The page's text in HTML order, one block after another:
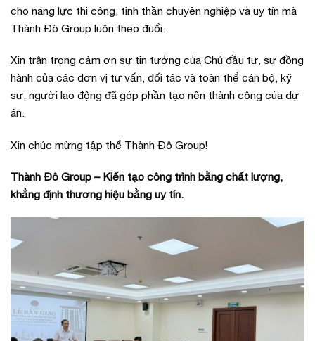
cho năng lực thi công, tinh thần chuyên nghiệp và uy tín mà
Thành Đô Group luôn theo đuổi.
Xin trân trọng cảm ơn sự tin tưởng của Chủ đầu tư, sự đồng
hành của các đơn vị tư vấn, đối tác và toàn thể cán bộ, kỹ
sư, người lao động đã góp phần tạo nên thành công của dự
án.
Xin chúc mừng tập thể Thành Đô Group!
Thành Đô Group – Kiến tạo công trình bằng chất lượng,
khẳng định thương hiệu bằng uy tín.